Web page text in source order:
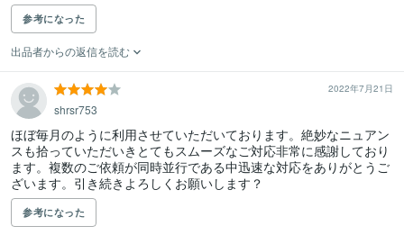
参考になった
出品者からの返信を読む
2022年7月21日
shrsr753
ほぼ毎月のように利用させていただいております。絶妙なニュアン
スも拾っていただいきとてもスムーズなご対応非常に感謝しており
ます。複数のご依頼が同時並行である中迅速な対応をありがとうご
ざいます。引き続きよろしくお願いします？
参考になった